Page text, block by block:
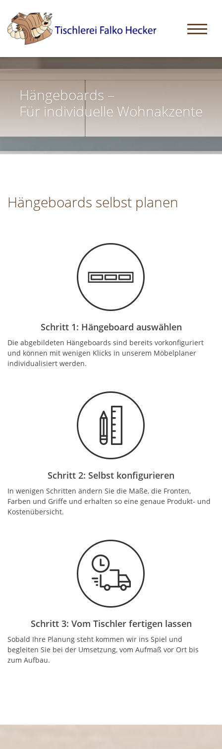
Hängeboards –
Für individuelle Wohnakzente
Hängeboards selbst planen
Schritt 1: Hängeboard auswählen
Die abgebildeten Hängeboards sind bereits vorkonfiguriert
und können mit wenigen Klicks in unserem Möbelplaner
individualisiert werden.
Schritt 2: Selbst konfigurieren
In wenigen Schritten ändern Sie die Maße, die Fronten,
Farben und Griffe und erhalten so eine genaue Produkt- und
Kostenübersicht.
Schritt 3: Vom Tischler fertigen lassen
Sobald Ihre Planung steht kommen wir ins Spiel und
begleiten Sie bei der Umsetzung, vom Aufmaß vor Ort bis
zum Aufbau.